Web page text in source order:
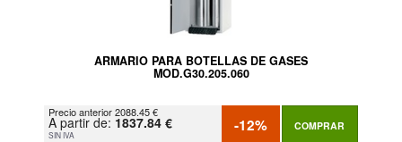
ARMARIO PARA BOTELLAS DE GASES
MOD.G30.205.060
Precio anterior 2088.45 €
A partir de: 1837.84 €
SIN IVA -12% COMPRAR